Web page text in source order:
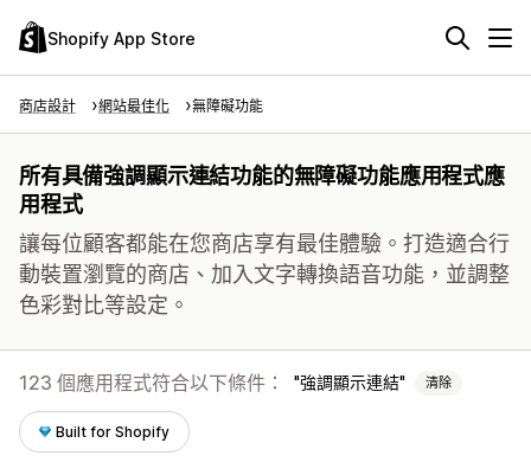
Shopify App Store
商店設計 網站最佳化 無障礙功能
所有具備強調顯示連結功能的無障礙功能應用程式應
用程式
讓每位顧客都能在您商店享有最佳體驗。打造適合行
動裝置瀏覽的商店、加入文字轉換語音功能，並調整
色彩對比等設定。
123 個應用程式符合以下條件： 強調顯示連結 清除
Built for Shopify